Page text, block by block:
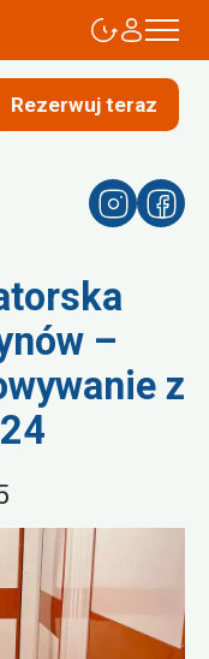
Rezerwuj teraz
–
z